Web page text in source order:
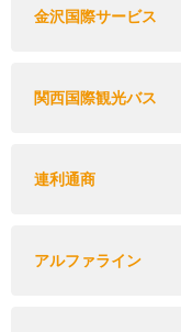
金沢国際サービス
関西国際観光バス
連利通商
アルファライン